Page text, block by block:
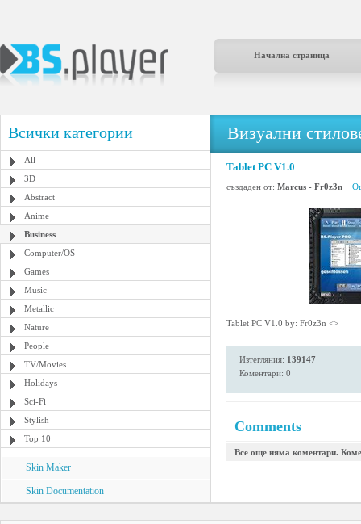
Начална страница
Всички категории
All
3D
Abstract
Anime
Business
Computer/OS
Games
Music
Metallic
Nature
People
TV/Movies
Holidays
Sci-Fi
Stylish
Top 10
Skin Maker
Skin Documentation
Визуални
Tablet PC V1.0
създаден от: Marcus - Fr0z3n
Tablet PC V1.0 by: Fr0z3n <>
Изтегляния: 139147
Коментари: 0
Comments
Все още няма коментари.